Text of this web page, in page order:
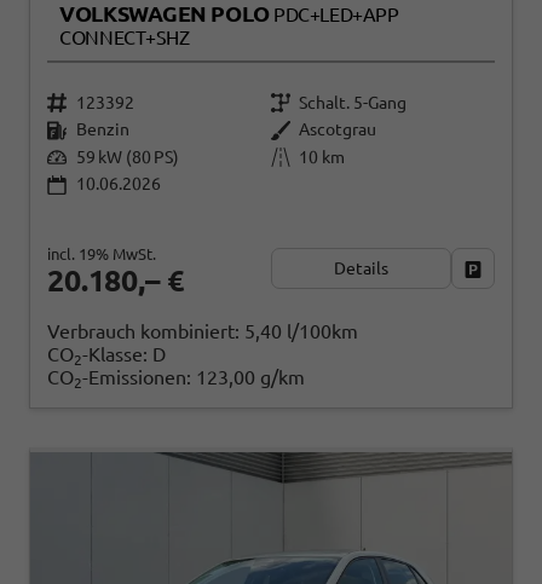
VOLKSWAGEN POLO PDC+LED+APP
CONNECT+SHZ
123392
Schalt. 5-Gang
Benzin
Ascotgrau
59 kW (80 PS)
10 km
10.06.2026
20.180,– €
incl. 19% MwSt.
Details
Verbrauch kombiniert: 5,40 l/100km
CO2-Klasse: D
CO2-Emissionen: 123,00 g/km